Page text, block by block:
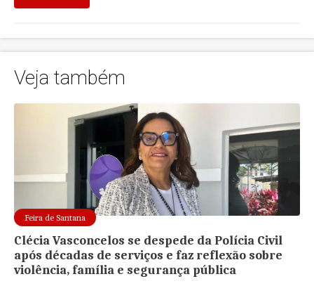
Veja também
Feira de Santana
Clécia Vasconcelos se despede da Polícia Civil
após décadas de serviços e faz reflexão sobre
violência, família e segurança pública